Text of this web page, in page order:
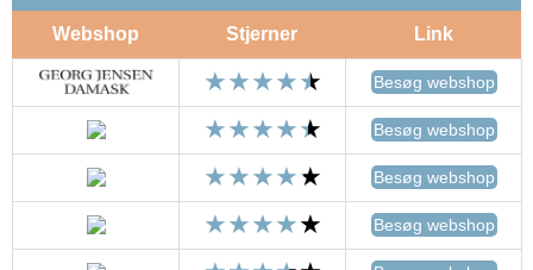
Webshop Stjerner Link
Besøg webshop
Besøg webshop
Besøg webshop
Besøg webshop